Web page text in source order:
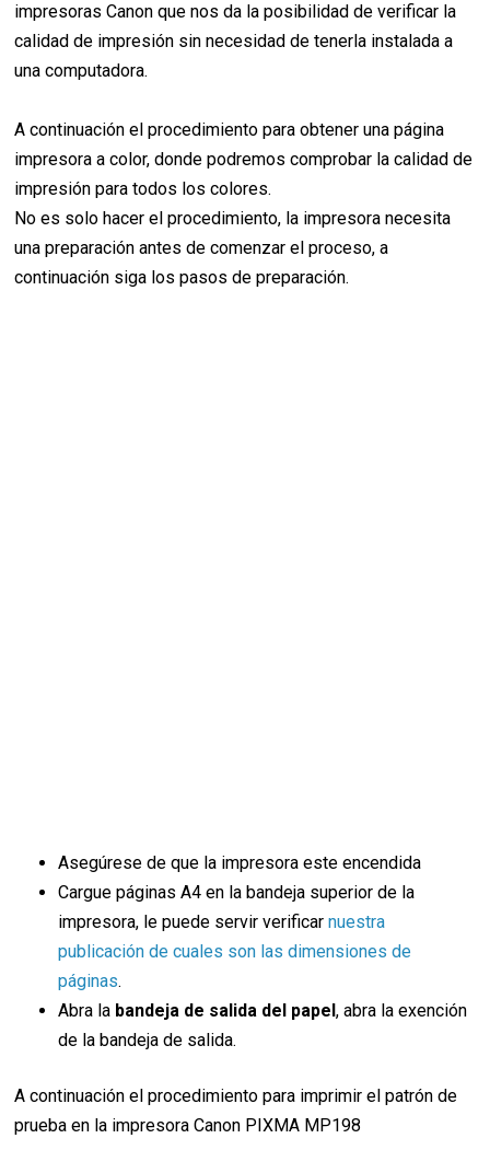
impresoras Canon que nos da la posibilidad de verificar la
calidad de impresión sin necesidad de tenerla instalada a
una computadora.
A continuación el procedimiento para obtener una página
impresora a color, donde podremos comprobar la calidad de
impresión para todos los colores.
No es solo hacer el procedimiento, la impresora necesita
una preparación antes de comenzar el proceso, a
continuación siga los pasos de preparación.
Asegúrese de que la impresora este encendida
Cargue páginas A4 en la bandeja superior de la
impresora, le puede servir verificarnuestra
publicación de cuales son las dimensiones de
páginas.
Abra la bandeja de salida del papel, abra la exención
de la bandeja de salida.
A continuación el procedimiento para imprimir el patrón de
prueba en la impresora Canon PIXMA MP198